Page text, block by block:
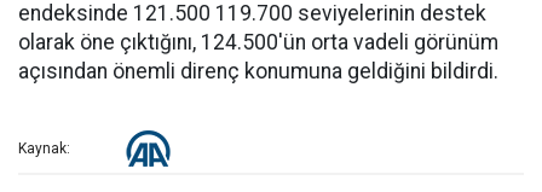
endeksinde 121.500 119.700 seviyelerinin destek
olarak öne çıktığını, 124.500'ün orta vadeli görünüm
açısından önemli direnç konumuna geldiğini bildirdi.
Kaynak: